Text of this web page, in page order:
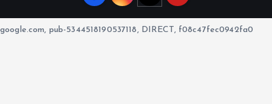
google.com, pub-5344518190537118, DIRECT, f08c47fec0942fa0